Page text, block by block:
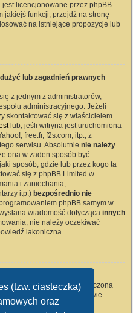
(tzw. ciasteczka)
oraz
jest licencjonowane przez phpBB
jakiejś funkcji, przejdź na stronę
na istniejące propozycje lub
lub zagadnień prawnych
z jednym z administratorów,
administracyjnego. Jeżeli
skontaktować się z właścicielem
lub, jeśli witryna jest uruchomiona
free.fr, f2s.com, itp., z
serwisu. Absolutnie nie należy
ona w żaden sposób być
sposób, gdzie lub przez kogo ta
się z phpBB Limited w
i zaniechania,
itp.) bezpośrednio nie
phpBB samym w
wiadomość dotycząca innych
nie należy oczekiwać
lakoniczna.
– jeśli funkcja ta jest włączona
„Kontakt z nami”. Członkowie
administracyjny”.